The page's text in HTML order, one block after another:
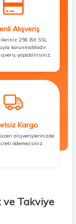
Alışveriş
256 Bit SSL
korunmaktadır.
yapabilirsiniz.
Kargo
alışverişlerinizde
ödemezsiniz.
ve Takviye